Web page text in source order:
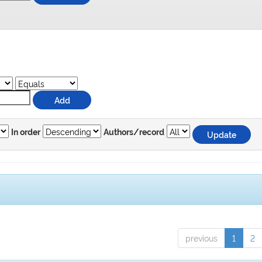
In order Authors/record
previous 1 2